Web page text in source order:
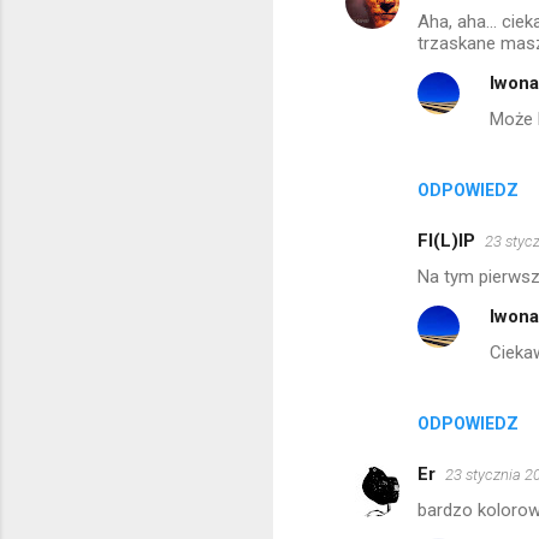
Aha, aha...
trzaskane
ODPOWIEDZ
Może
FI(L)IP 23
Na tym
ODPOWIEDZ
Er 23 stycznia
bardzo